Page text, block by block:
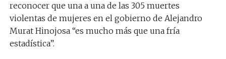
reconocer que una a una de las 305 muertes
violentas de mujeres en el gobierno de Alejandro
Murat Hinojosa “es mucho más que una fría
estadística”.